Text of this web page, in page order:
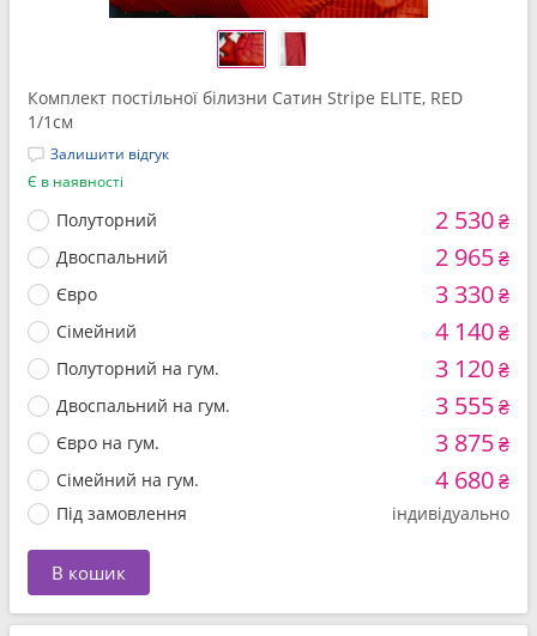
Комплект постільної білизни Сатин Stripe ELITE, RED
1/1см
Залишити відгук
Є в наявності
Полуторний 2 530₴
Двоспальний 2 965₴
Євро 3 330₴
Сімейний 4 140₴
Полуторний на гум. 3 120₴
Двоспальний на гум. 3 555₴
Євро на гум. 3 875₴
Сімейний на гум. 4 680₴
Під замовлення індивідуально
В кошик